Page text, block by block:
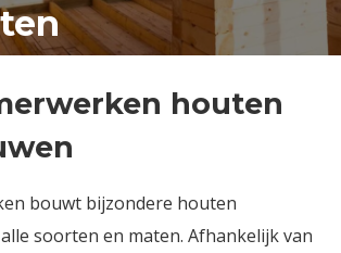
houten
bouwt bijzondere houten
soorten en maten. Afhankelijk van